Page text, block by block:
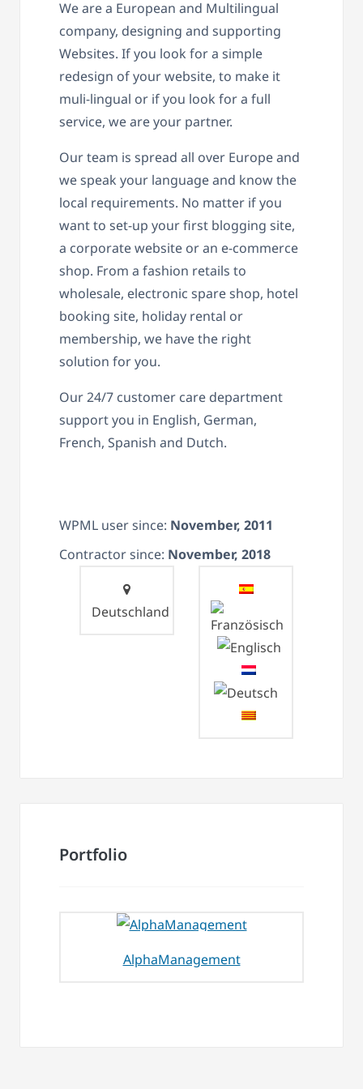
We are a European and Multilingual
company, designing and supporting
Websites. If you look for a simple
redesign of your website, to make it
muli-lingual or if you look for a full
service, we are your partner.
Our team is spread all over Europe and
we speak your language and know the
local requirements. No matter if you
want to set-up your first blogging site,
a corporate website or an e-commerce
shop. From a fashion retails to
wholesale, electronic spare shop, hotel
booking site, holiday rental or
membership, we have the right
solution for you.
Our 24/7 customer care department
support you in English, German,
French, Spanish and Dutch.
WPML user since: November, 2011
Contractor since: November, 2018
Deutschland
Portfolio
AlphaManagement